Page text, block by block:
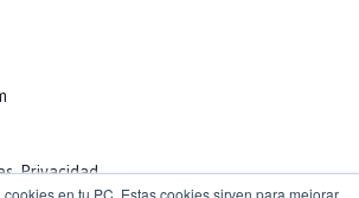
en tu PC. Estas cookies sirven para mejorar
Privacidad